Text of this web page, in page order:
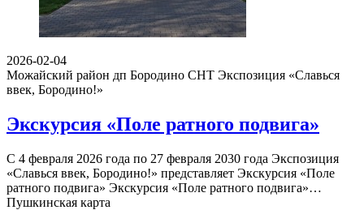
2026-02-04
Можайский район дп Бородино СНТ Экспозиция «Славься
ввек, Бородино!»
Экскурсия «Поле ратного подвига»
С 4 февраля 2026 года по 27 февраля 2030 года Экспозиция
«Славься ввек, Бородино!» представляет Экскурсия «Поле
ратного подвига» Экскурсия «Поле ратного подвига»…
Пушкинская карта